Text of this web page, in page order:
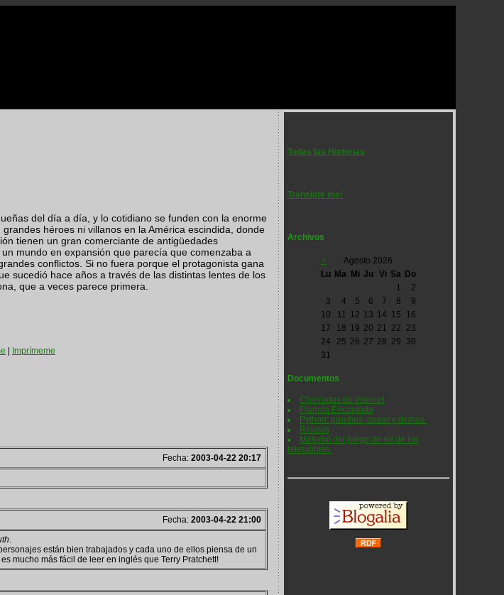
del día a día, y lo cotidiano se funden con la enorme
héroes ni villanos en la América escindida, donde
tienen un gran comerciante de antigüedades
mundo en expansión que parecía que comenzaba a
conflictos. Si no fuera porque el protagonista gana
sucedió hace años a través de las distintas lentes de los
que a veces parece primera.
Imprímeme
Fecha: 2003-04-22 20:17
Fecha: 2003-04-22 21:00
.
están bien trabajados y cada uno de ellos piensa de un
mucho más fácil de leer en inglés que Terry Pratchett!
Todas las Historias
Translate me!
Archivos
<
Agosto 2026
Lu Ma Mi Ju Vi Sa Do
1
2
3
4 5 6 7 8
9
10
11 12 13 14 15
16
17
18 19 20 21 22
23
24
25 26 27 28 29
30
31
Documentos
Chorradas de internet
Planeta Encantado
Python: pruebas, cosas y demás.
Relatos
Material del juego de rol de los
teletubbies.